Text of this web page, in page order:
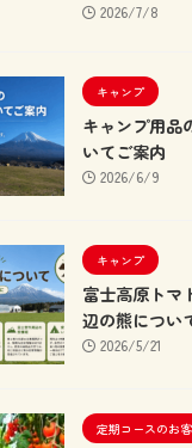
2026/7/8
キャンプ
キャンプ用品
いてご案内
2026/6/9
キャンプ
富士高原トマ
辺の熊につい
2026/5/21
定期コースのお